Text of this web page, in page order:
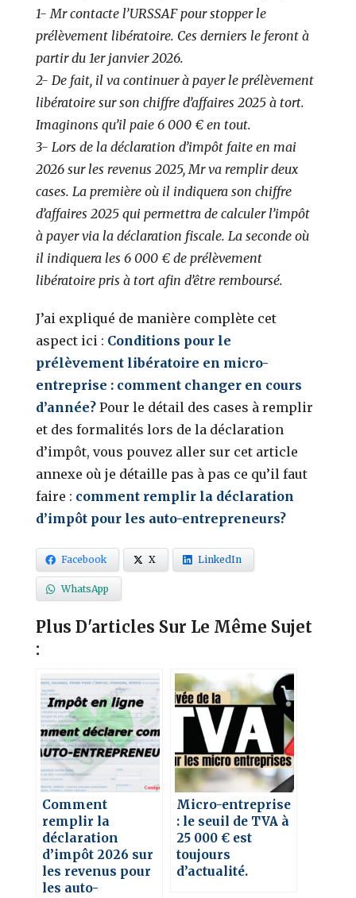
1- Mr contacte l’URSSAF pour stopper le
prélèvement libératoire. Ces derniers le feront à
partir du 1er janvier 2026.
2- De fait, il va continuer à payer le prélèvement
libératoire sur son chiffre d’affaires 2025 à tort.
Imaginons qu’il paie 6 000 € en tout.
3- Lors de la déclaration d’impôt faite en mai
2026 sur les revenus 2025, Mr va remplir deux
cases. La première où il indiquera son chiffre
d’affaires 2025 qui permettra de calculer l’impôt
à payer via la déclaration fiscale. La seconde où
il indiquera les 6 000 € de prélèvement
libératoire pris à tort afin d’être remboursé.
J’ai expliqué de manière complète cet
aspect ici : Conditions pour le
prélèvement libératoire en micro-
entreprise : comment changer en cours
d’année? Pour le détail des cases à remplir
et des formalités lors de la déclaration
d’impôt, vous pouvez aller sur cet article
annexe où je détaille pas à pas ce qu’il faut
faire : comment remplir la déclaration
d’impôt pour les auto-entrepreneurs?
Facebook X LinkedIn
WhatsApp
Plus D'articles Sur Le Même Sujet
:
Comment
remplir la
déclaration
d’impôt 2026 sur
les revenus pour
les auto-
Micro-entreprise
: le seuil de TVA à
25 000 € est
toujours
d’actualité.